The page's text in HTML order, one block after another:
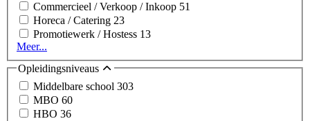
Commercieel / Verkoop / Inkoop 51
Horeca / Catering 23
Promotiewerk / Hostess 13
Meer...
Opleidingsniveaus
Middelbare school 303
MBO 60
HBO 36